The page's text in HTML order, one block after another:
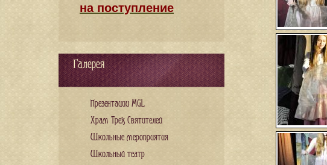
на поступление
Галерея
Презентации MGL
Храм Трех Святителей
Школьные мероприятия
Школьный театр